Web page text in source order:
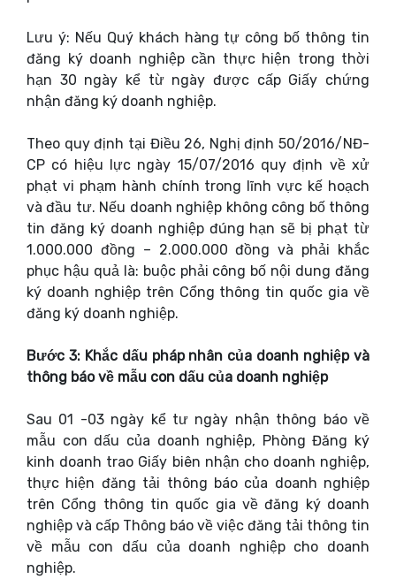
Lưu ý: Nếu Quý khách hàng tự công bố thông tin
đăng ký doanh nghiệp cần thực hiện trong thời
hạn 30 ngày kể từ ngày được cấp Giấy chứng
nhận đăng ký doanh nghiệp.
Theo quy định tại Điều 26, Nghị định 50/2016/NĐ-
CP có hiệu lực ngày 15/07/2016 quy định về xử
phạt vi phạm hành chính trong lĩnh vực kế hoạch
và đầu tư. Nếu doanh nghiệp không công bố thông
tin đăng ký doanh nghiệp đúng hạn sẽ bị phạt từ
1.000.000 đồng – 2.000.000 đồng và phải khắc
phục hậu quả là: buộc phải công bố nội dung đăng
ký doanh nghiệp trên Cổng thông tin quốc gia về
đăng ký doanh nghiệp.
Bước 3: Khắc dấu pháp nhân của doanh nghiệp và
thông báo về mẫu con dấu của doanh nghiệp
Sau 01 -03 ngày kể tư ngày nhận thông báo về
mẫu con dấu của doanh nghiệp, Phòng Đăng ký
kinh doanh trao Giấy biên nhận cho doanh nghiệp,
thực hiện đăng tải thông báo của doanh nghiệp
trên Cổng thông tin quốc gia về đăng ký doanh
nghiệp và cấp Thông báo về việc đăng tải thông tin
về mẫu con dấu của doanh nghiệp cho doanh
nghiệp.